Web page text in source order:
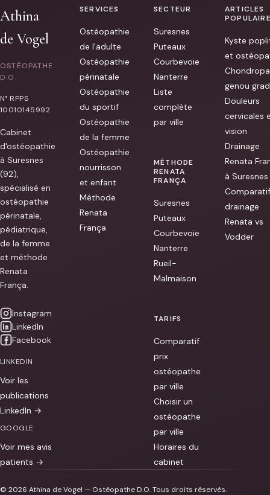
les
Je
recommande
[...]
Athina
de Vogel
OSTÉOPATHE
D.O.
N° RPPS
10010145992
Cabinet
d'ostéopathie
à Suresnes
(92),
spécialisé en
ostéopathie
périnatale,
pédiatrique,
de la femme
et méthode
Renata
França.
Instagram
LinkedIn
Facebook
LINKEDIN
Voir les
publications
LinkedIn →
GOOGLE
Voir mes avis
patients →
SERVICES
Ostéopathie
de l'adulte
Ostéopathie
périnatale
Ostéopathie
du sportif
Ostéopathie
de la femme
Ostéopathie
nourrisson
et enfant
Méthode
Renata
França
SECTEUR
Suresnes
Puteaux
Courbevoie
Nanterre
Liste
complète
par ville
MÉTHODE
RENATA
FRANÇA
Suresnes
Puteaux
Courbevoie
Nanterre
Rueil-
Malmaison
TARIFS
Comparatif
prix
ostéopathe
par ville
Choisir un
ostéopathe
par ville
Horaires du
cabinet
ARTICLES
Kyste
et
genou
Douleurs
cervicales
vision
Drainage
Renata
à Suresnes
Comparatif
drainage
Renata vs
Vodder
© 2026 Athina de Vogel — Ostéopathe D.O. Tous droits réservés.